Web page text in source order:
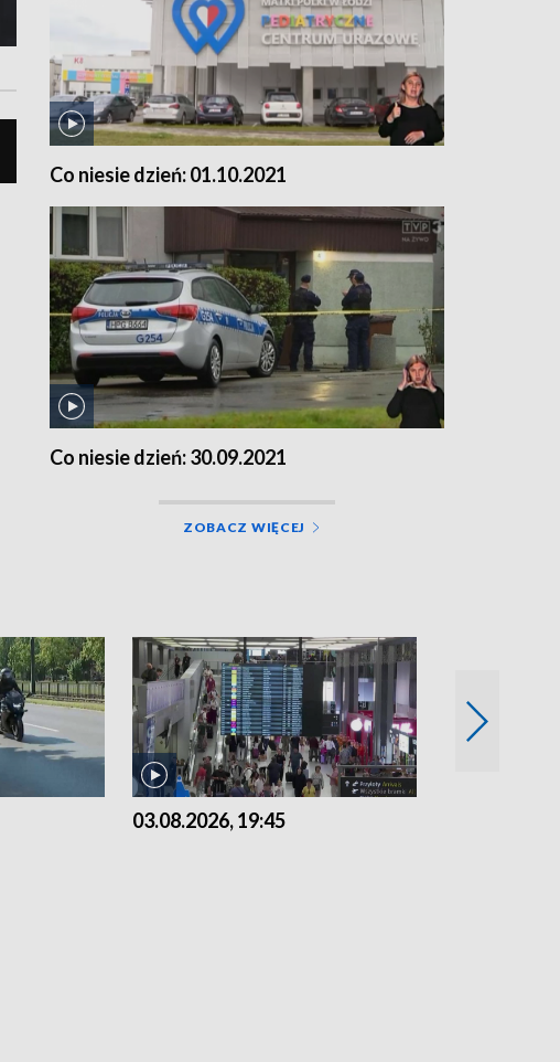
Co niesie dzień: 01.10.2021
Co niesie dzień: 30.09.2021
ZOBACZ WIĘCEJ
03.08.2026, 19:45